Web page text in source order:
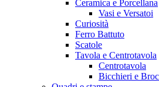
Ceramica e Porcellana
Vasi e Versatoi
Curiosità
Ferro Battuto
Scatole
Tavola e Centrotavola
Centrotavola
Bicchieri e